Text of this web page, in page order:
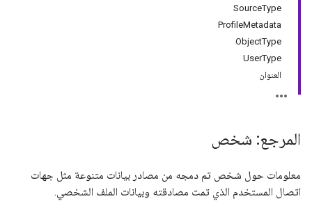
SourceType
ProfileMetadata
ObjectType
UserType
العنوان
المرجع: شخص
معلومات حول شخص تم دمجه من مصادر بيانات متنوعة مثل جهات
اتصال المستخدم الذي تمت مصادقته وبيانات الملف الشخصي.